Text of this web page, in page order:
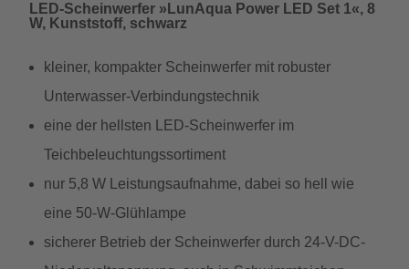
LED-Scheinwerfer »LunAqua Power LED Set 1«, 8
W, Kunststoff, schwarz
kleiner, kompakter Scheinwerfer mit robuster
Unterwasser-Verbindungstechnik
eine der hellsten LED-Scheinwerfer im
Teichbeleuchtungssortiment
nur 5,8 W Leistungsaufnahme, dabei so hell wie
eine 50-W-Glühlampe
sicherer Betrieb der Scheinwerfer durch 24-V-DC-